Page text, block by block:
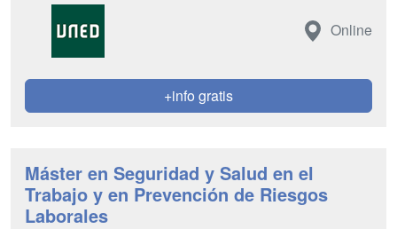
Online
+info gratis
Máster en Seguridad y Salud en el
Trabajo y en Prevención de Riesgos
Laborales